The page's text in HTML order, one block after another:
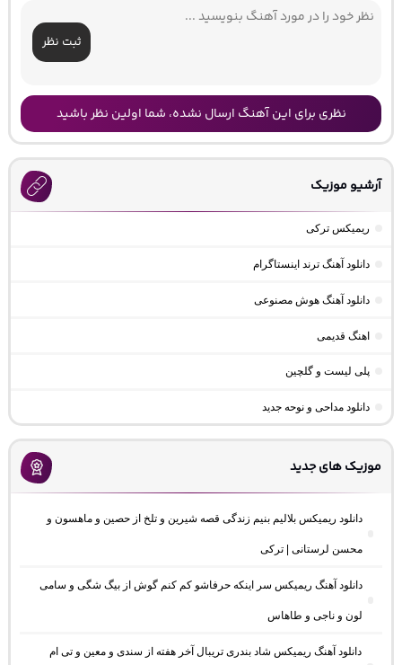
ثبت نظر
نظری برای این آهنگ ارسال نشده، شما اولین نظر باشید
آرشیو موزیک
ریمیکس ترکی
دانلود آهنگ ترند اینستاگرام
دانلود آهنگ هوش مصنوعی
اهنگ قدیمی
پلی لیست و گلچین
دانلود مداحی و نوحه جدید
موزیک های جدید
دانلود ریمیکس بلالیم بنیم زندگی قصه شیرین و تلخ از حصین و ماهسون و
محسن لرستانی | ترکی
دانلود آهنگ ریمیکس سر اینکه حرفاشو کم کنم گوش از بیگ شگی و سامی
لون و ناجی و طاهاس
دانلود آهنگ ریمیکس شاد بندری تریبال آخر هفته از سندی و معین و تی ام